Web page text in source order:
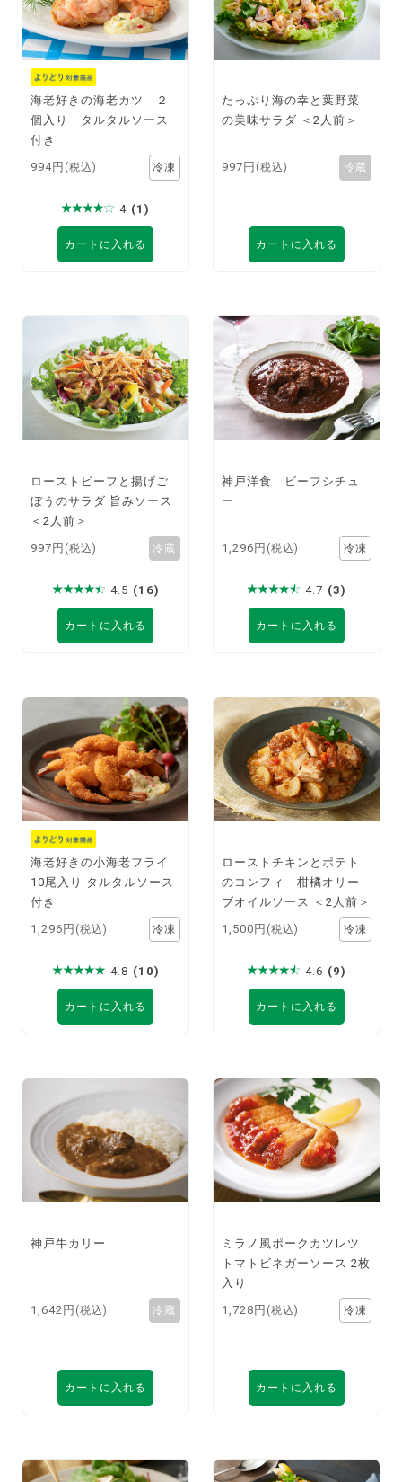
海老好きの海老カツ ２
個入り タルタルソース
付き
994円 (税込)
4 (1)
カートに入れる
たっぷり海の幸と葉野菜
の美味サラダ ＜2人前＞
997円 (税込)
カートに入れる
ローストビーフと揚げご
ぼうのサラダ 旨みソース
＜2人前＞
997円 (税込)
4.5 (16)
カートに入れる
神戸洋食 ビーフシチュ
ー
1,296円 (税込)
4.7 (3)
カートに入れる
海老好きの小海老フライ
10尾入り タルタルソース
付き
1,296円 (税込)
4.8 (10)
カートに入れる
ローストチキンとポテト
のコンフィ 柑橘オリー
ブオイルソース ＜2人前＞
1,500円 (税込)
4.6 (9)
カートに入れる
神戸牛カリー
1,642円 (税込)
カートに入れる
ミラノ風ポークカツレツ
トマトビネガーソース 2枚
入り
1,728円 (税込)
カートに入れる